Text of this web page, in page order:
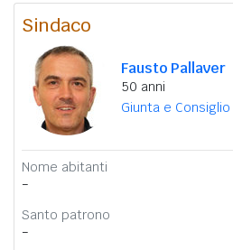
Sindaco
Fausto Pallaver
50 anni
Giunta e Consiglio
Nome abitanti
-
Santo patrono
-